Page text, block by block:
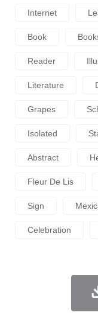
Internet
Book
Reader
Literature
Grapes
Isolated
Abstract
Fleur De Lis
Sign
Celebration